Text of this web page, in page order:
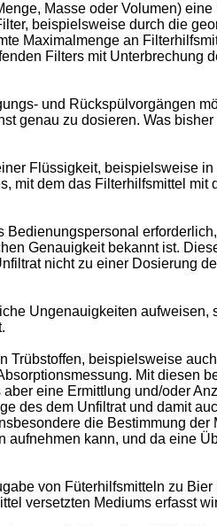
Masse oder Volumen) eine
beispielsweise durch die
Maximalmenge an
Filters mit Unterbrechung
und Rückspülvorgängen
genau zu dosieren. Was
Flüssigkeit, beispielsweise in
mit dem das Filterhilfsmittel mit
Genauigkeit bekannt ist.
nicht zu einer Dosierung
Ungenauigkeiten aufweisen,
Trübstoffen, beispielsweise
Mit diesen
eine Ermittlung und/oder
des dem Unfiltrat und damit
die Bestimmung der
kann, und da eine
von Füterhilfsmitteln zu
versetzten Mediums erfasst